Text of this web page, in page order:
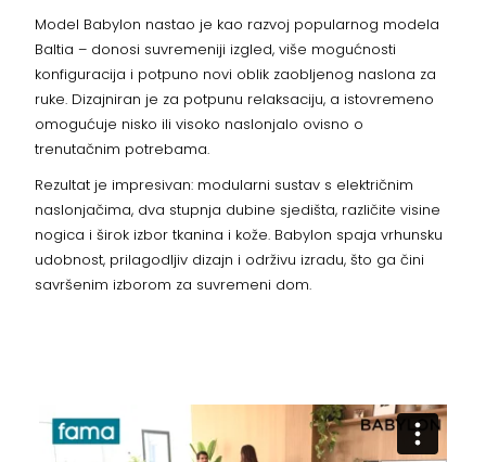
Model Babylon nastao je kao razvoj popularnog modela
Baltia – donosi suvremeniji izgled, više mogućnosti
konfiguracija i potpuno novi oblik zaobljenog naslona za
ruke. Dizajniran je za potpunu relaksaciju, a istovremeno
omogućuje nisko ili visoko naslonjalo ovisno o
trenutačnim potrebama.
Rezultat je impresivan: modularni sustav s električnim
naslonjačima, dva stupnja dubine sjedišta, različite visine
nogica i širok izbor tkanina i kože. Babylon spaja vrhunsku
udobnost, prilagodljiv dizajn i održivu izradu, što ga čini
savršenim izborom za suvremeni dom.